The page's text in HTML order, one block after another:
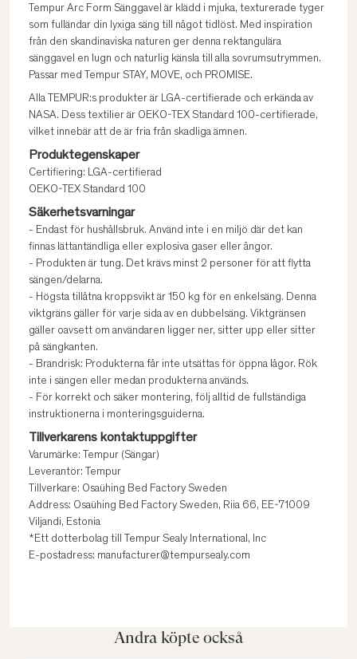
Tempur Arc Form Sänggavel är klädd i mjuka, texturerade tyger
som fulländar din lyxiga säng till något tidlöst. Med inspiration
från den skandinaviska naturen ger denna rektangulära
sänggavel en lugn och naturlig känsla till alla sovrumsutrymmen.
Passar med Tempur STAY, MOVE, och PROMISE.
Alla TEMPUR:s produkter är LGA-certifierade och erkända av
NASA. Dess textilier är OEKO-TEX Standard 100-certifierade,
vilket innebär att de är fria från skadliga ämnen.
Produktegenskaper
Certifiering: LGA-certifierad
OEKO-TEX Standard 100
Säkerhetsvarningar
- Endast för hushållsbruk. Använd inte i en miljö där det kan
finnas lättantändliga eller explosiva gaser eller ångor.
- Produkten är tung. Det krävs minst 2 personer för att flytta
sängen/delarna.
- Högsta tillåtna kroppsvikt är 150 kg för en enkelsäng. Denna
viktgräns gäller för varje sida av en dubbelsäng. Viktgränsen
gäller oavsett om användaren ligger ner, sitter upp eller sitter
på sängkanten.
- Brandrisk: Produkterna får inte utsättas för öppna lågor. Rök
inte i sängen eller medan produkterna används.
- För korrekt och säker montering, följ alltid de fullständiga
instruktionerna i monteringsguiderna.
Tillverkarens kontaktuppgifter
Varumärke: Tempur (Sängar)
Leverantör: Tempur
Tillverkare: Osaühing Bed Factory Sweden
Address: Osaühing Bed Factory Sweden, Riia 66, EE-71009
Viljandi, Estonia
*Ett dotterbolag till Tempur Sealy International, Inc
E-postadress: manufacturer@tempursealy.com
Andra köpte också